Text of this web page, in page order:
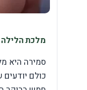
מלכת
סמירה היא
כולם